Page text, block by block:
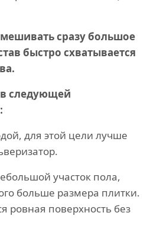
сразу большое
быстро схватывается
в следующей
для этой цели лучше
участок пола,
больше размера плитки.
ровная поверхность без